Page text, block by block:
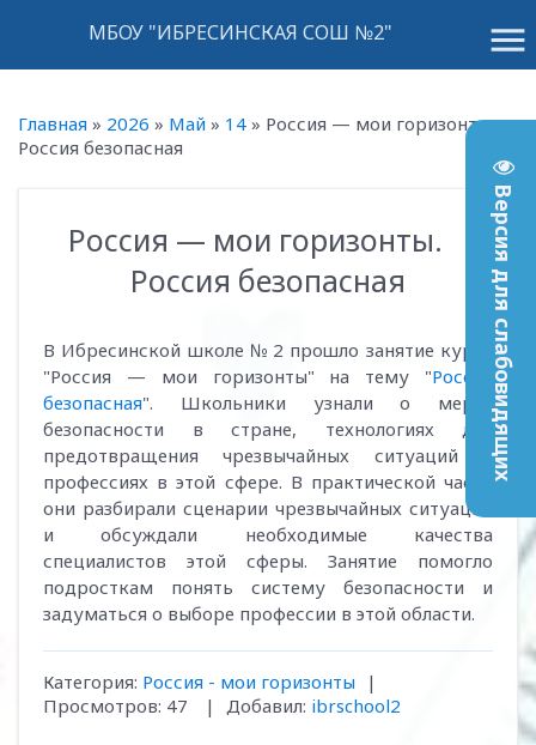
Версия для слабовидящих
menu
МБОУ "ИБРЕСИНСКАЯ СОШ №2"
Главная » 2026 » Май » 14 » Россия — мои горизонты.
Россия безопасная
Россия — мои горизонты.
Россия безопасная
В Ибресинской школе № 2 прошло занятие курса
"Россия — мои горизонты" на тему "Россия
безопасная". Школьники узнали о мерах
безопасности в стране, технологиях для
предотвращения чрезвычайных ситуаций и
профессиях в этой сфере. В практической части
они разбирали сценарии чрезвычайных ситуаций
и обсуждали необходимые качества
специалистов этой сферы. Занятие помогло
подросткам понять систему безопасности и
задуматься о выборе профессии в этой области.
Категория: Россия - мои горизонты
|
Просмотров: 47 | Добавил: ibrschool2